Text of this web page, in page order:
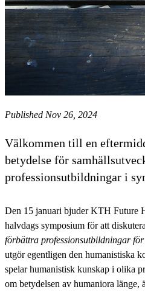
Published Nov 26, 2024
Välkommen till en
betydelse för
professionsutbildningar i
Den 15 januari bjuder KTH Future
halvdags symposium för att diskutera
förbättra professionsutbildningar
utgör egentligen den humanistiska
spelar humanistisk kunskap i olika
om betydelsen av humaniora länge,